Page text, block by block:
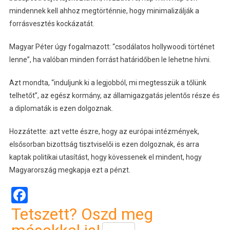
mindennek kell ahhoz megtörténnie, hogy minimalizálják a
forrásvesztés kockázatát.
Magyar Péter úgy fogalmazott: “csodálatos hollywoodi történet
lenne”, ha valóban minden forrást határidőben le lehetne hívni.
Azt mondta, “induljunk ki a legjobból, mi megtesszük a tőlünk
telhetőt”, az egész kormány, az államigazgatás jelentős része és
a diplomaták is ezen dolgoznak.
Hozzátette: azt vette észre, hogy az európai intézmények,
elsősorban bizottság tisztviselői is ezen dolgoznak, és arra
kaptak politikai utasítást, hogy kövessenek el mindent, hogy
Magyarország megkapja ezt a pénzt.
Facebook
Tetszett? Oszd meg